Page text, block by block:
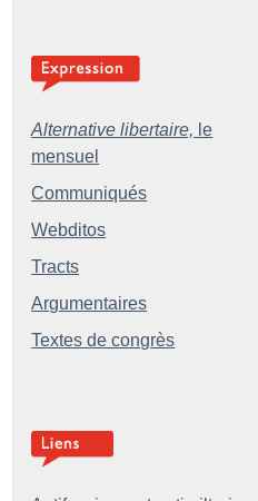
Alternative libertaire, le
mensuel
Communiqués
Webditos
Tracts
Argumentaires
Textes de congrès